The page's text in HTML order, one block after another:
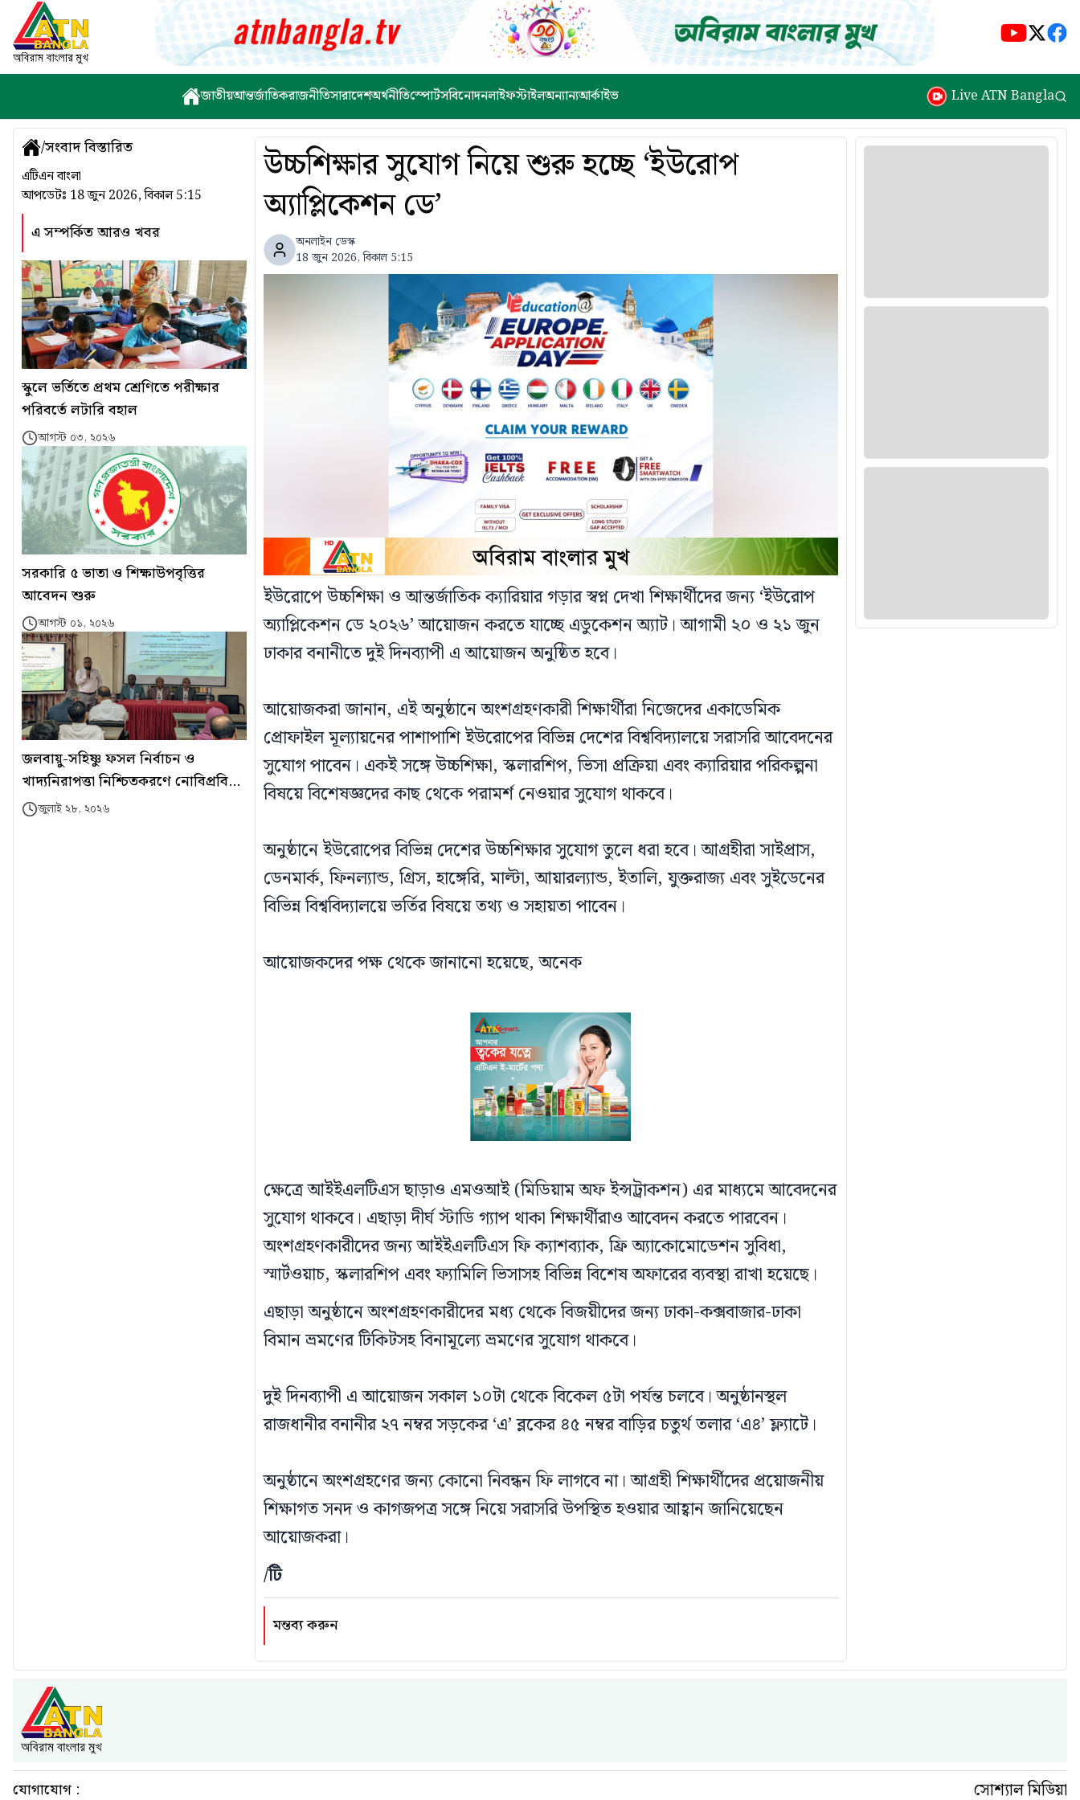
জাতীয়আন্তর্জাতিকরাজনীতিসারাদেশঅর্থনীতিস্পোর্টসবিনোদনলাইফস্টাইলঅন্যান্যআর্কাইভ Live ATN Bangla
/সংবাদ বিস্তারিত
এটিএন বাংলা
আপডেটঃ 18 জুন 2026, বিকাল 5:15
এ সম্পর্কিত আরও খবর
স্কুলে ভর্তিতে প্রথম শ্রেণিতে পরীক্ষার
পরিবর্তে লটারি বহাল
আগস্ট ০৩, ২০২৬
সরকারি ৫ ভাতা ও শিক্ষাউপবৃত্তির
আবেদন শুরু
আগস্ট ০১, ২০২৬
জলবায়ু-সহিষ্ণু ফসল নির্বাচন ও
খাদ্যনিরাপত্তা নিশ্চিতকরণে নোবিপ্রবিতে
সেমিনার
জুলাই ২৮, ২০২৬
উচ্চশিক্ষার সুযোগ নিয়ে শুরু হচ্ছে ‘ইউরোপ
অ্যাপ্লিকেশন ডে’
অনলাইন ডেস্ক
18 জুন 2026, বিকাল 5:15
ইউরোপে উচ্চশিক্ষা ও আন্তর্জাতিক ক্যারিয়ার গড়ার স্বপ্ন দেখা শিক্ষার্থীদের জন্য ‘ইউরোপ
অ্যাপ্লিকেশন ডে ২০২৬’ আয়োজন করতে যাচ্ছে এডুকেশন অ্যাট। আগামী ২০ ও ২১ জুন
ঢাকার বনানীতে দুই দিনব্যাপী এ আয়োজন অনুষ্ঠিত হবে।
আয়োজকরা জানান, এই অনুষ্ঠানে অংশগ্রহণকারী শিক্ষার্থীরা নিজেদের একাডেমিক
প্রোফাইল মূল্যায়নের পাশাপাশি ইউরোপের বিভিন্ন দেশের বিশ্ববিদ্যালয়ে সরাসরি আবেদনের
সুযোগ পাবেন। একই সঙ্গে উচ্চশিক্ষা, স্কলারশিপ, ভিসা প্রক্রিয়া এবং ক্যারিয়ার পরিকল্পনা
বিষয়ে বিশেষজ্ঞদের কাছ থেকে পরামর্শ নেওয়ার সুযোগ থাকবে।
অনুষ্ঠানে ইউরোপের বিভিন্ন দেশের উচ্চশিক্ষার সুযোগ তুলে ধরা হবে। আগ্রহীরা সাইপ্রাস,
ডেনমার্ক, ফিনল্যান্ড, গ্রিস, হাঙ্গেরি, মাল্টা, আয়ারল্যান্ড, ইতালি, যুক্তরাজ্য এবং সুইডেনের
বিভিন্ন বিশ্ববিদ্যালয়ে ভর্তির বিষয়ে তথ্য ও সহায়তা পাবেন।
আয়োজকদের পক্ষ থেকে জানানো হয়েছে, অনেক
ক্ষেত্রে আইইএলটিএস ছাড়াও এমওআই (মিডিয়াম অফ ইন্সট্রাকশন) এর মাধ্যমে আবেদনের
সুযোগ থাকবে। এছাড়া দীর্ঘ স্টাডি গ্যাপ থাকা শিক্ষার্থীরাও আবেদন করতে পারবেন।
অংশগ্রহণকারীদের জন্য আইইএলটিএস ফি ক্যাশব্যাক, ফ্রি অ্যাকোমোডেশন সুবিধা,
স্মার্টওয়াচ, স্কলারশিপ এবং ফ্যামিলি ভিসাসহ বিভিন্ন বিশেষ অফারের ব্যবস্থা রাখা হয়েছে।
এছাড়া অনুষ্ঠানে অংশগ্রহণকারীদের মধ্য থেকে বিজয়ীদের জন্য ঢাকা-কক্সবাজার-ঢাকা
বিমান ভ্রমণের টিকিটসহ বিনামূল্যে ভ্রমণের সুযোগ থাকবে।
দুই দিনব্যাপী এ আয়োজন সকাল ১০টা থেকে বিকেল ৫টা পর্যন্ত চলবে। অনুষ্ঠানস্থল
রাজধানীর বনানীর ২৭ নম্বর সড়কের ‘এ’ ব্লকের ৪৫ নম্বর বাড়ির চতুর্থ তলার ‘এ৪’ ফ্ল্যাটে।
অনুষ্ঠানে অংশগ্রহণের জন্য কোনো নিবন্ধন ফি লাগবে না। আগ্রহী শিক্ষার্থীদের প্রয়োজনীয়
শিক্ষাগত সনদ ও কাগজপত্র সঙ্গে নিয়ে সরাসরি উপস্থিত হওয়ার আহ্বান জানিয়েছেন
আয়োজকরা।
/টি
মন্তব্য করুন
যোগাযোগ : সোশ্যাল মিডিয়া